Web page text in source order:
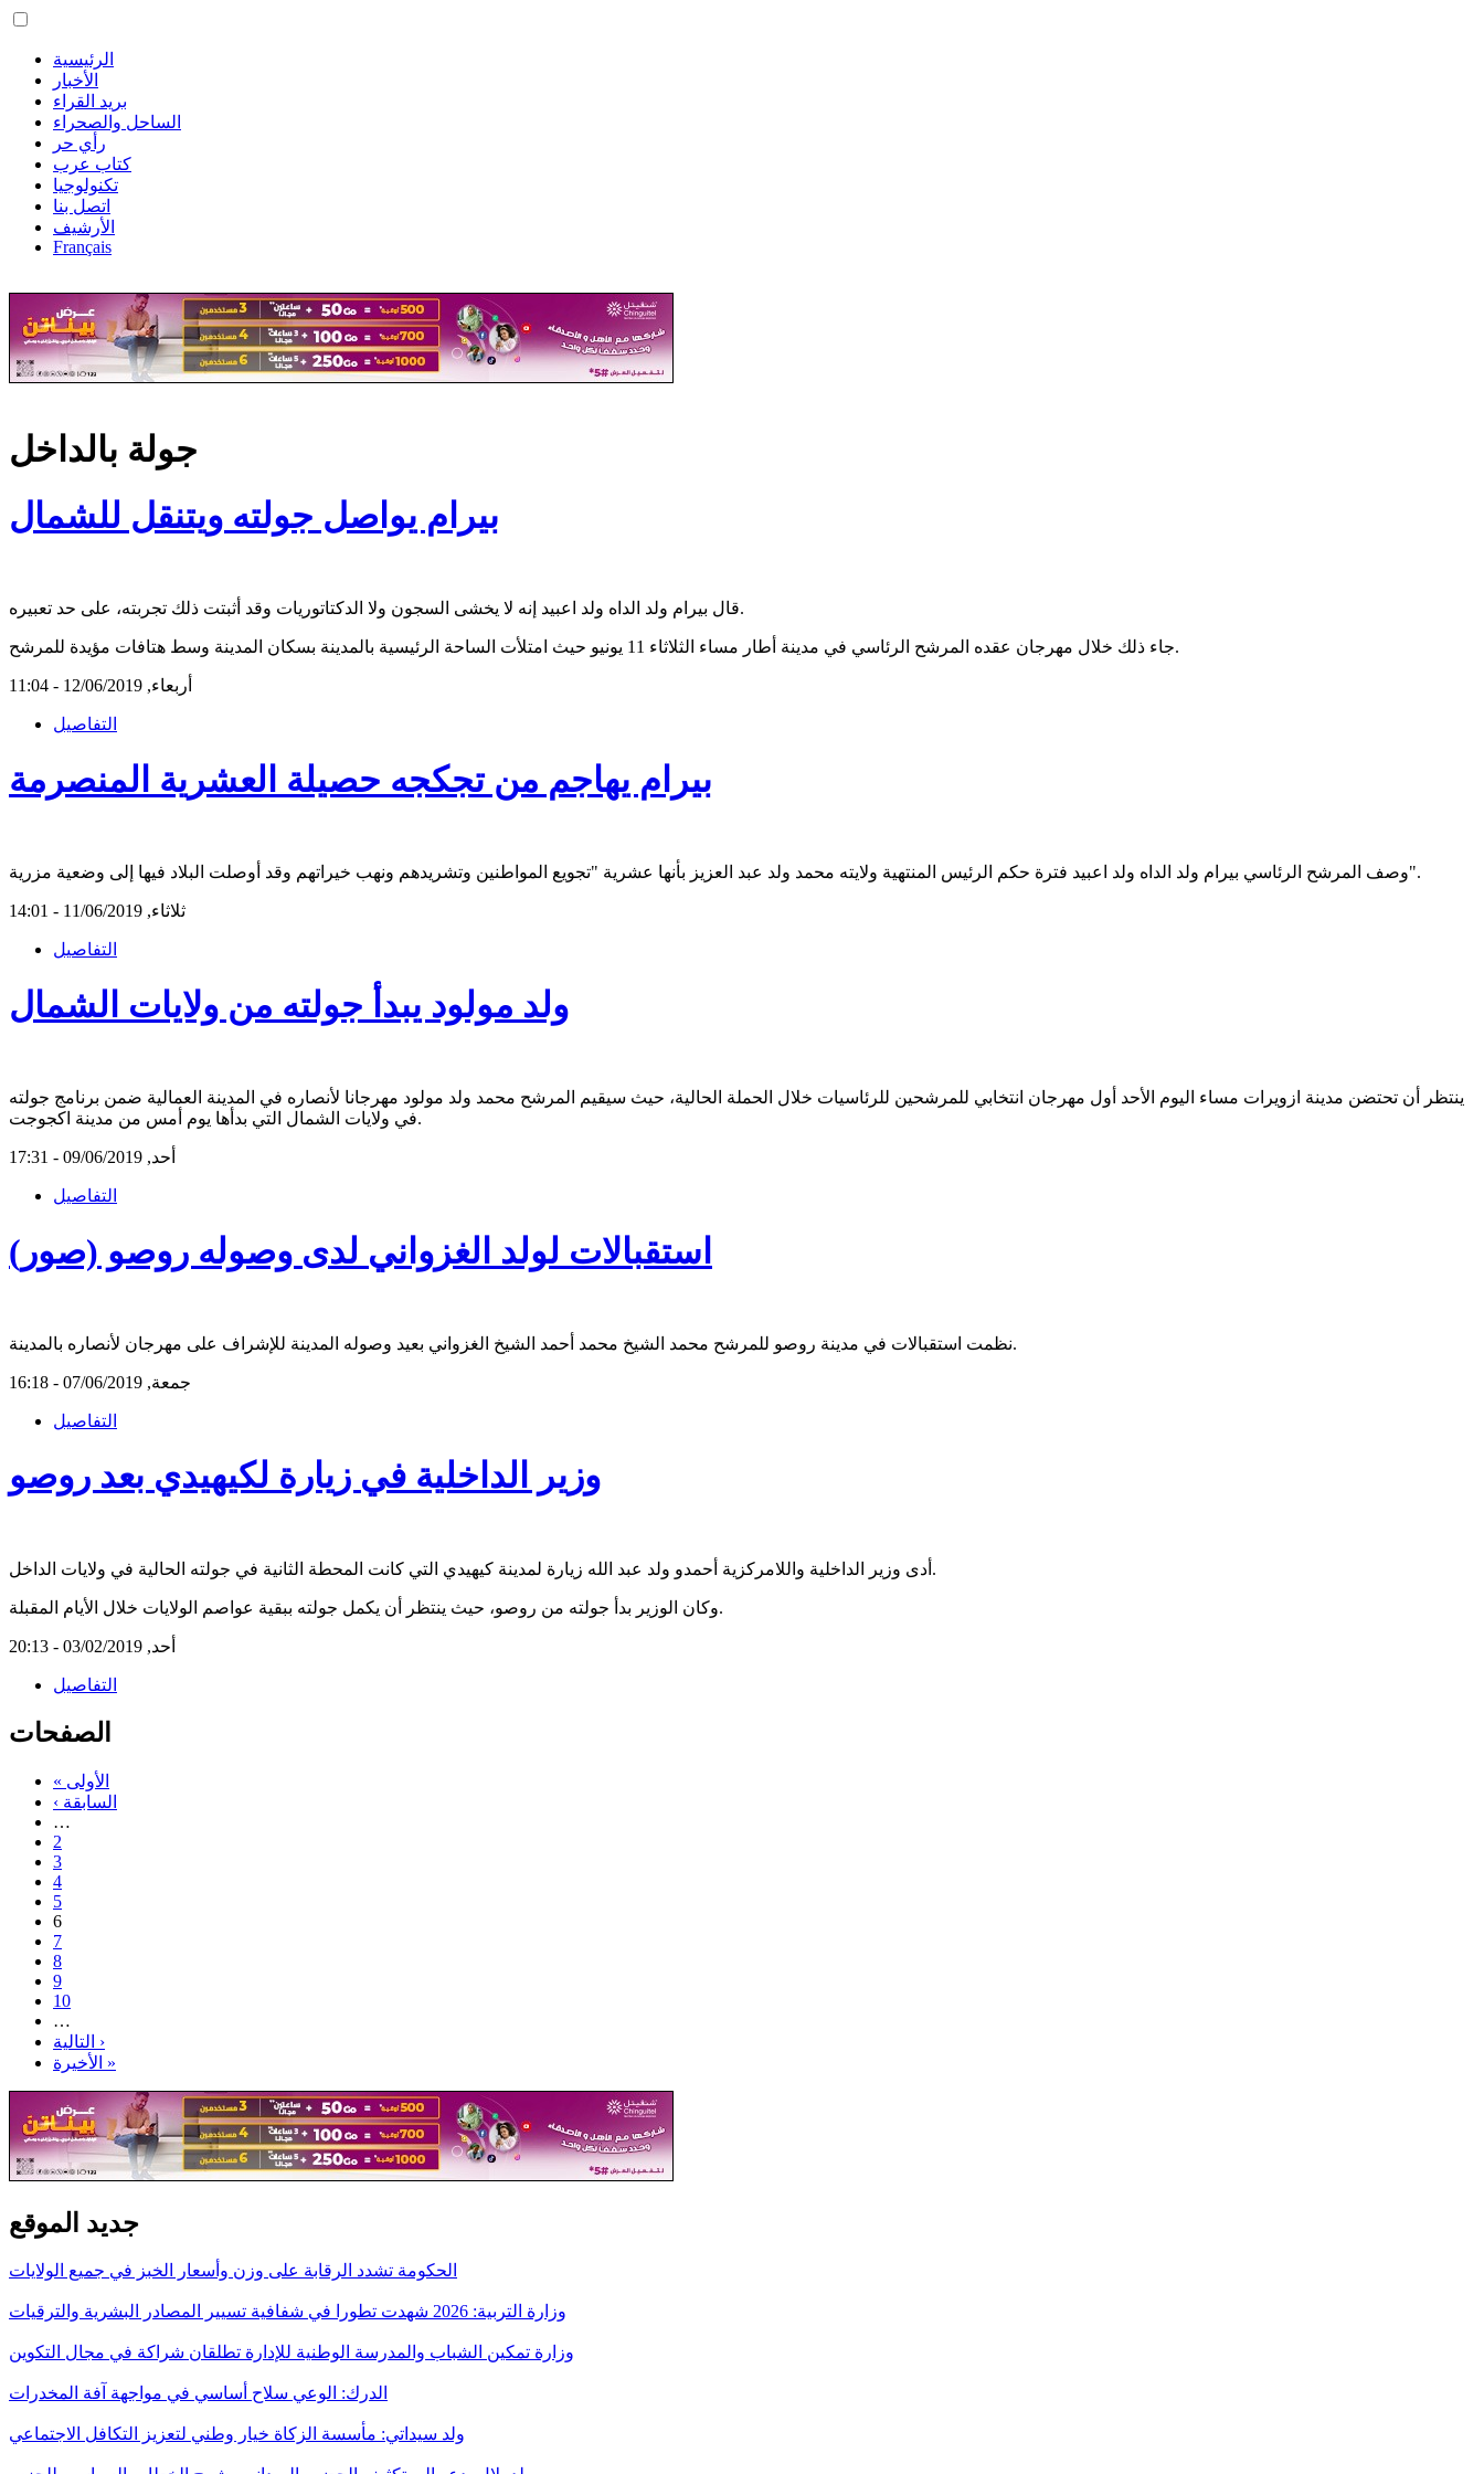
الرئيسية
الأخبار
بريد القراء
الساحل والصحراء
رأي حر
كتاب عرب
تكنولوجيا
اتصل بنا
الأرشيف
Français
جولة بالداخل
بيرام يواصل جولته ويتنقل للشمال
قال بيرام ولد الداه ولد اعبيد إنه لا يخشى السجون ولا الدكتاتوريات وقد أثبتت ذلك تجربته، على حد تعبيره.
جاء ذلك خلال مهرجان عقده المرشح الرئاسي في مدينة أطار مساء الثلاثاء 11 يونيو حيث امتلأت الساحة الرئيسية بالمدينة بسكان المدينة وسط هتافات مؤيدة للمرشح.
أربعاء, 12/06/2019 - 11:04
التفاصيل
بيرام يهاجم من تجكجه حصيلة العشرية المنصرمة
وصف المرشح الرئاسي بيرام ولد الداه ولد اعبيد فترة حكم الرئيس المنتهية ولايته محمد ولد عبد العزيز بأنها عشرية "تجويع المواطنين وتشريدهم ونهب خيراتهم وقد أوصلت البلاد فيها إلى وضعية مزرية".
ثلاثاء, 11/06/2019 - 14:01
التفاصيل
ولد مولود يبدأ جولته من ولايات الشمال
ينتظر أن تحتضن مدينة ازويرات مساء اليوم الأحد أول مهرجان انتخابي للمرشحين للرئاسيات خلال الحملة الحالية، حيث سيقيم المرشح محمد ولد مولود مهرجانا لأنصاره في المدينة العمالية ضمن برنامج جولته
في ولايات الشمال التي بدأها يوم أمس من مدينة اكجوجت.
أحد, 09/06/2019 - 17:31
التفاصيل
استقبالات لولد الغزواني لدى وصوله روصو (صور)
نظمت استقبالات في مدينة روصو للمرشح محمد الشيخ محمد أحمد الشيخ الغزواني بعيد وصوله المدينة للإشراف على مهرجان لأنصاره بالمدينة.
جمعة, 07/06/2019 - 16:18
التفاصيل
وزير الداخلية في زيارة لكيهيدي بعد روصو
أدى وزير الداخلية واللامركزية أحمدو ولد عبد الله زيارة لمدينة كيهيدي التي كانت المحطة الثانية في جولته الحالية في ولايات الداخل.
وكان الوزير بدأ جولته من روصو، حيث ينتظر أن يكمل جولته ببقية عواصم الولايات خلال الأيام المقبلة.
أحد, 03/02/2019 - 20:13
التفاصيل
الصفحات
« الأولى
‹ السابقة
…
2
3
4
5
6
7
8
9
10
…
التالية ›
الأخيرة »
جديد الموقع
الحكومة تشدد الرقابة على وزن وأسعار الخبز في جميع الولايات
وزارة التربية: 2026 شهدت تطورا في شفافية تسيير المصادر البشرية والترقيات
وزارة تمكين الشباب والمدرسة الوطنية للإدارة تطلقان شراكة في مجال التكوين
الدرك: الوعي سلاح أساسي في مواجهة آفة المخدرات
ولد سيداتي: مأسسة الزكاة خيار وطني لتعزيز التكافل الاجتماعي